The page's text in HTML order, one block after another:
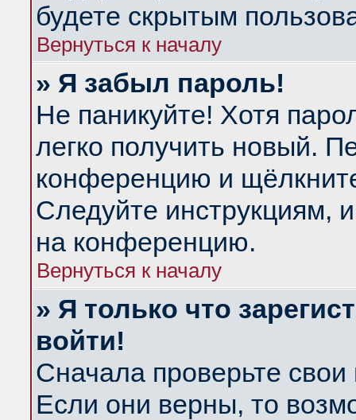
будете скрытым
Вернуться к началу
» Я забыл пароль!
Не паникуйте! Хотя
легко получить новый.
конференцию и
Следуйте инструкциям,
на конференцию.
Вернуться к началу
» Я только что
войти!
Сначала проверьте
Если они верны, то